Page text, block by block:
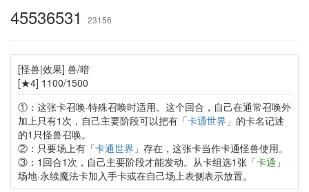
45536531
23156
[怪兽|效果] 兽/暗
[★4] 1100/1500
①：这张卡召唤·特殊召唤时适用。这个回合，自己在通常召唤外
加上只有1次，自己主要阶段可以把有「卡通世界 」的卡名记述
的1只怪兽召唤。
②：只要场上有「卡通世界 」存在，这张卡当作卡通怪兽使用。
③：1回合1次，自己主要阶段才能发动。从卡组选1张「卡通 」
场地·永续魔法卡加入手卡或在自己场上表侧表示放置。